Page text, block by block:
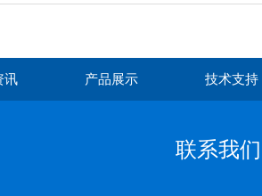
讯 产品展示 技术支持
联系我们